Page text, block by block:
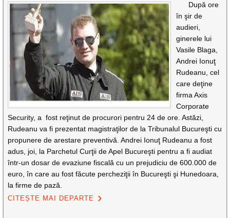
După ore
în şir de
audieri,
ginerele lui
Vasile Blaga,
Andrei Ionuţ
Rudeanu, cel
care deţine
firma Axis
Corporate
Security, a fost reţinut de procurori pentru 24 de ore. Astăzi,
Rudeanu va fi prezentat magistraţilor de la Tribunalul Bucureşti cu
propunere de arestare preventivă. Andrei Ionuţ Rudeanu a fost
adus, joi, la Parchetul Curţii de Apel Bucureşti pentru a fi audiat
într-un dosar de evaziune fiscală cu un prejudiciu de 600.000 de
euro, în care au fost făcute percheziţii în Bucureşti şi Hunedoara,
la firme de pază.
CITEȘTE MAI DEPARTE